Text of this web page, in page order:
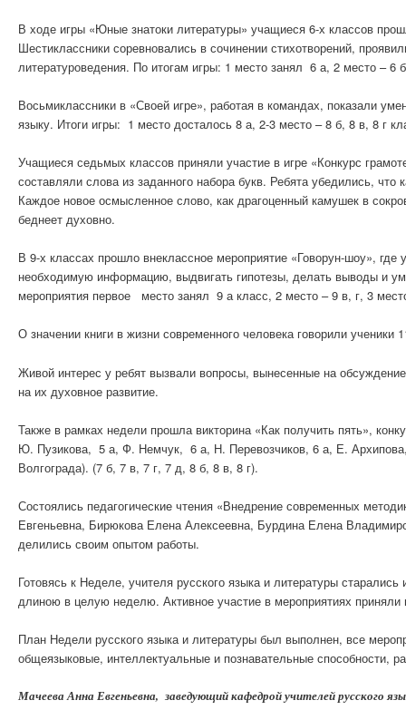
В ходе игры «Юные знатоки литературы» учащиеся 6-х классов
Шестиклассники соревновались в сочинении стихотворений,
литературоведения. По итогам игры: 1 место занял 6 а, 2 место – 6
Восьмиклассники в «Своей игре», работая в командах, показали
языку. Итоги игры: 1 место досталось 8 а, 2-3 место – 8 б, 8 в, 8 г
Учащиеся седьмых классов приняли участие в игре «Конкурс
составляли слова из заданного набора букв. Ребята убедились,
Каждое новое осмысленное слово, как драгоценный камушек в
беднеет духовно.
В 9-х классах прошло внеклассное мероприятие «Говорун-шоу»,
необходимую информацию, выдвигать гипотезы, делать выводы и
мероприятия первое место занял 9 а класс, 2 место – 9 в, г, 3
О значении книги в жизни современного человека говорили
Живой интерес у ребят вызвали вопросы, вынесенные на
на их духовное развитие.
Также в рамках недели прошла викторина «Как получить пять»,
Ю. Пузикова, 5 а, Ф. Немчук, 6 а, Н. Перевозчиков, 6 а, Е.
Волгограда). (7 б, 7 в, 7 г, 7 д, 8 б, 8 в, 8 г).
Состоялись педагогические чтения «Внедрение современных
Евгеньевна, Бирюкова Елена Алексеевна, Бурдина Елена
делились своим опытом работы.
Готовясь к Неделе, учителя русского языка и литературы
длиною в целую неделю. Активное участие в мероприятиях
План Недели русского языка и литературы был выполнен, все
общеязыковые, интеллектуальные и познавательные способности,
Мачеева Анна Евгеньевна, заведующий кафедрой учителей русского